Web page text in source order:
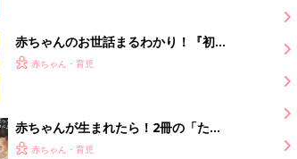
mazonタイムセールが見逃せない
PR（Amazon）